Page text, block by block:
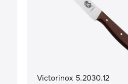
Victorinox 5.2030.12